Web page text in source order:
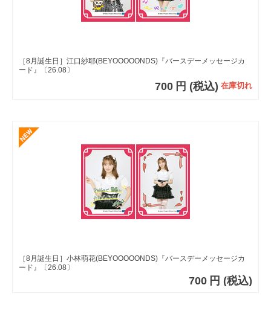
［8月誕生日］江口紗耶(BEYOOOOONDS)『バースデーメッセージカ
ード』〔26.08〕
700 円 (税込) 在庫切れ
［8月誕生日］小林萌花(BEYOOOOONDS)『バースデーメッセージカ
ード』〔26.08〕
700 円 (税込)